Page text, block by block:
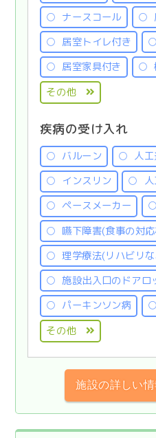
ナースコール
居室トイレ付き
居室家具付き
その他
疾病の受け入れ
バルーン 人
インスリン
ペースメーカー
嚥下障害(食事の対
理学療法(リハビリ
施設出入口のドアロ
パーキンソン病
その他
施設の詳しい